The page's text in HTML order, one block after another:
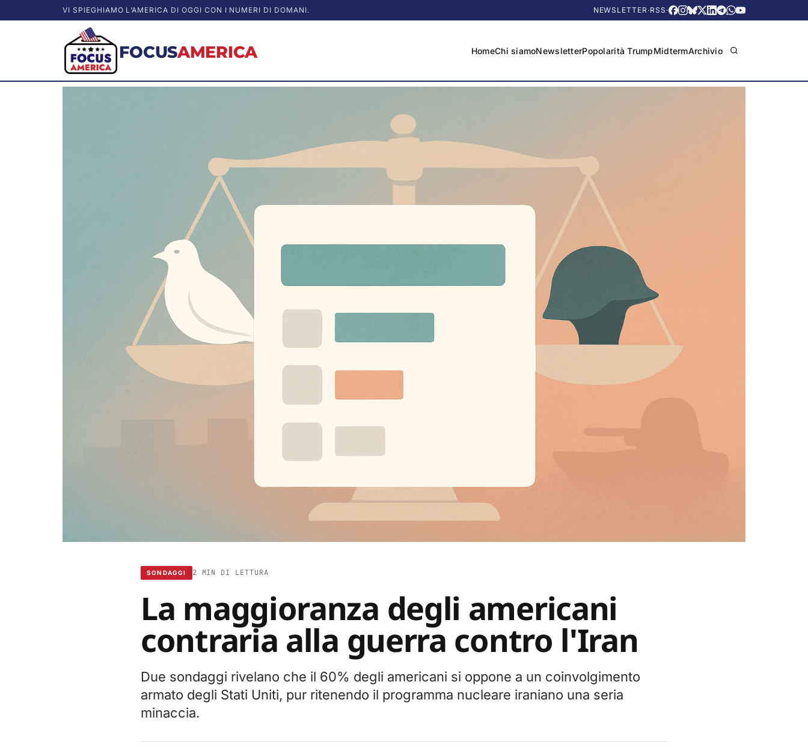
VI SPIEGHIAMO L’AMERICA DI OGGI CON I NUMERI DI DOMANI. NEWSLETTER·RSS ·
FOCUSAMERICA HomeChi siamoNewsletterPopolarità TrumpMidtermArchivio
SONDAGGI 2 MIN DI LETTURA
La maggioranza degli americani
contraria alla guerra contro l'Iran
Due sondaggi rivelano che il 60% degli americani si oppone a un coinvolgimento
armato degli Stati Uniti, pur ritenendo il programma nucleare iraniano una seria
minaccia.